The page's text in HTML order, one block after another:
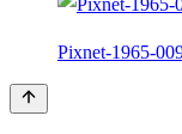
Pixnet-1965-